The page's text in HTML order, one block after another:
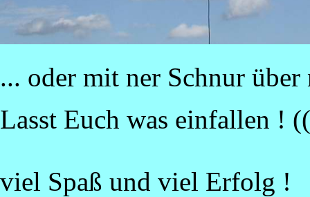
... oder mit ner Schnur über
Lasst Euch was einfallen !
viel Spaß und viel Erfolg !